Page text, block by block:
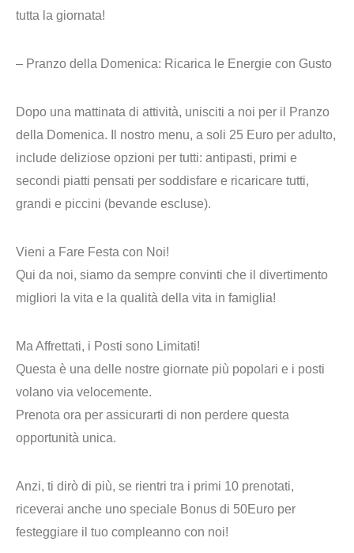
tutta la giornata!
– Pranzo della Domenica: Ricarica le Energie con Gusto
Dopo una mattinata di attività, unisciti a noi per il Pranzo
della Domenica. Il nostro menu, a soli 25 Euro per adulto,
include deliziose opzioni per tutti: antipasti, primi e
secondi piatti pensati per soddisfare e ricaricare tutti,
grandi e piccini (bevande escluse).
Vieni a Fare Festa con Noi!
Qui da noi, siamo da sempre convinti che il divertimento
migliori la vita e la qualità della vita in famiglia!
Ma Affrettati, i Posti sono Limitati!
Questa è una delle nostre giornate più popolari e i posti
volano via velocemente.
Prenota ora per assicurarti di non perdere questa
opportunità unica.
Anzi, ti dirò di più, se rientri tra i primi 10 prenotati,
riceverai anche uno speciale Bonus di 50Euro per
festeggiare il tuo compleanno con noi!